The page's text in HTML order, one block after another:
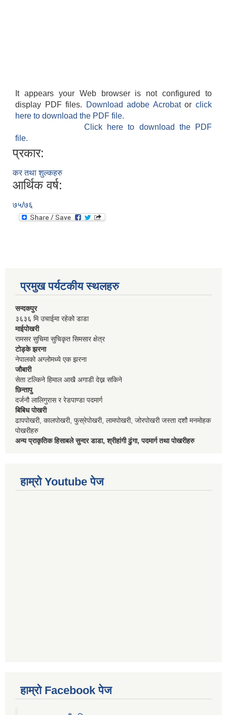
It appears your Web browser is not configured to
display PDF files.
Download adobe Acrobatorclick
here to download the PDF file.
Click here to download the PDF
file.
प्रकार:
कर तथा शुल्कहरु
आर्थिक वर्ष:
७५/७६
प्रमुख पर्यटकीय स्थलहरु
सन्दकपुर
३६३६ मि उचाईमा रहेको डाडा
माईपोखरी
रामसर सुचिमा सुचिकृत सिमसार क्षेत्र
टोड्के झरना
नेपालको अग्लोमध्ये एक झरना
जौबारी
सेता टल्किने हिमाल आखै अगाडी देख्न सकिने
छिन्तापु
दर्जनौ लालिगुरास र रेडपाण्डा पदमार्ग
बिबिध पोखरी
ढापपोखरी, कालपोखरी, फुस्रेपोखरी, लामपोखरी, जोरपोखरी जस्ता दशौ मनमोहक
पोखरीहरु
अन्य प्राकृतिक हिसाबले सुन्दर डाडा, श्रीहांगी ढुंगा, पदमार्ग तथा पोखरीहरु
हाम्रो Youtube पेज
हाम्रो Facebook पेज